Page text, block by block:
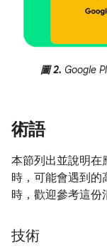
圖 2. Google
術語
本節列出並說明在
時，可能會遇到的
時，歡迎參考這份
技術